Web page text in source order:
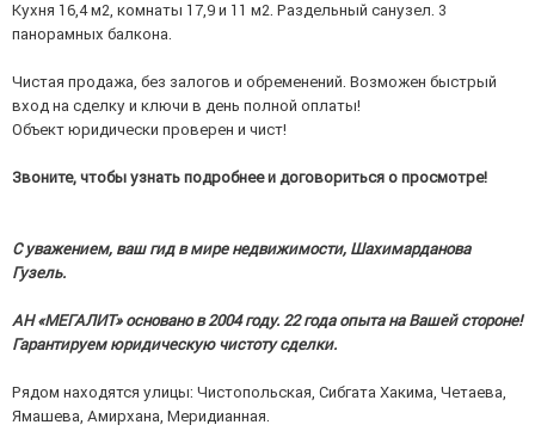
Кухня 16,4 м2, комнаты 17,9 и 11 м2. Раздельный санузел. 3
панорамных балкона.
Чистая продажа, без залогов и обременений. Возможен быстрый
вход на сделку и ключи в день полной оплаты!
Объект юридически проверен и чист!
Звоните, чтобы узнать подробнее и договориться о просмотре!
С уважением, ваш гид в мире недвижимости, Шахимарданова
Гузель.
АН «МЕГАЛИТ» основано в 2004 году. 22 года опыта на Вашей стороне!
Гарантируем юридическую чистоту сделки.
Рядом находятся улицы: Чистопольская, Сибгата Хакима, Четаева,
Ямашева, Амирхана, Меридианная.